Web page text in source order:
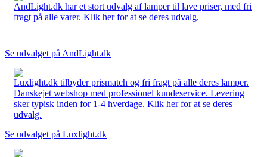
AndLight.dk har et stort udvalg af lamper til lave priser, med fri
fragt på alle varer. Klik her for at se deres udvalg.
Se udvalget på AndLight.dk
Luxlight.dk tilbyder prismatch og fri fragt på alle deres lamper.
Danskejet webshop med professionel kundeservice. Levering
sker typisk inden for 1-4 hverdage. Klik her for at se deres
udvalg.
Se udvalget på Luxlight.dk